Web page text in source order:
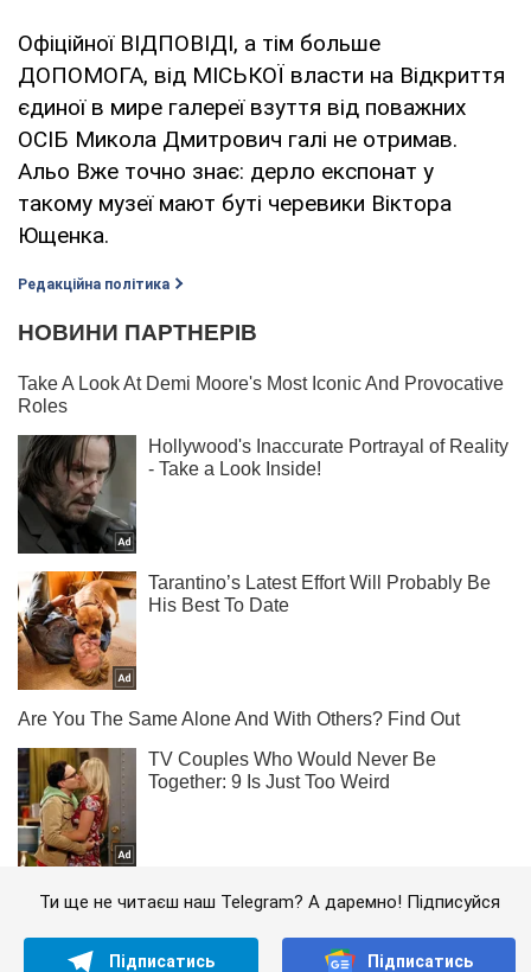
Офіційної ВІДПОВІДІ, а тім больше
ДОПОМОГА, від МІСЬКОЇ власти на Відкриття
єдиної в мире галереї взуття від поважних
ОСІБ Микола Дмитрович галі не отримав.
Альо Вже точно знає: дерло експонат у
такому музеї мают буті черевики Віктора
Ющенка.
Редакційна політика
Ти ще не читаєш наш Telegram? А даремно! Підписуйся
Підписатись Підписатись